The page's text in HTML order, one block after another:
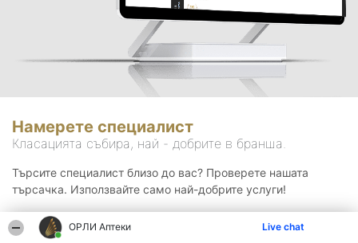
ОРЛИ Аптеки Live chat
Намерете специалист
Класацията събира, най - добрите в бранша.
Търсите специалист близо до вас? Проверете нашата
търсачка. Използвайте само най-добрите услуги!